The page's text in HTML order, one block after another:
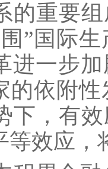
的重要
”国际生
进一步
的依附
下，有
等效应，